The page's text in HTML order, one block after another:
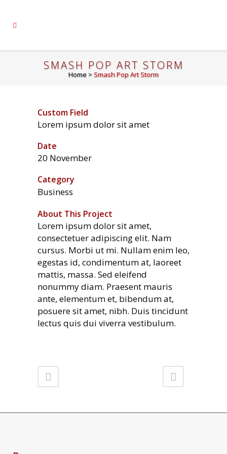
SMASH POP ART STORM
Home > Smash Pop Art Storm
Custom Field
Lorem ipsum dolor sit amet
Date
20 November
Category
Business
About This Project
Lorem ipsum dolor sit amet,
consectetuer adipiscing elit. Nam
cursus. Morbi ut mi. Nullam enim leo,
egestas id, condimentum at, laoreet
mattis, massa. Sed eleifend
nonummy diam. Praesent mauris
ante, elementum et, bibendum at,
posuere sit amet, nibh. Duis tincidunt
lectus quis dui viverra vestibulum.